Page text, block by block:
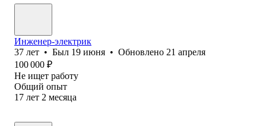
Инженер-электрик
37 лет • Был 19 июня • Обновлено 21 апреля
100 000 ₽
Не ищет работу
Общий опыт
17 лет 2 месяца